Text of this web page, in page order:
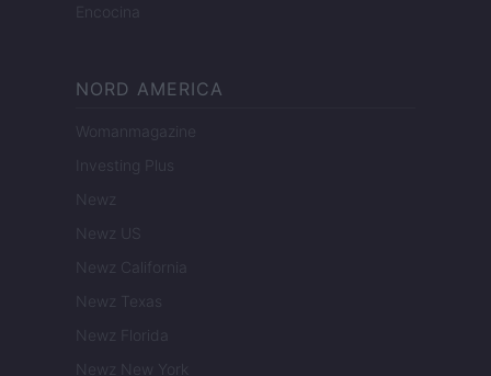
Encocina
NORD AMERICA
Womanmagazine
Investing Plus
Newz
Newz US
Newz California
Newz Texas
Newz Florida
Newz New York